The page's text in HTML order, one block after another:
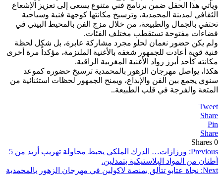
ويأتي هذا الحفل ضمن برنامج فني متنوع يسعى إلى تعزيز الإشعاع
الثقافي لمدينة المحمدية، وترسيخ مكانتها كوجهة فنية وسياحية
تحتفي بالجمال والطبيعة، من خلال مزج الفن بالمحيط البيئي في
فضاءات مفتوحة تستقطب مختلف الفئات.
ولم يكن حضور نعمان لحلو مجرد مشاركة عابرة، بل شكل لحظة
فنية قوية أعادت للجمهور شغفه بالأغنية الملتزمة، مؤكداً مرة أخرى
مكانته كأحد أبرز رواد الأغنية المغربية الراقية.
هكذا، يواصل مهرجان الزهور بالمحمدية ترسيخ حضوره كموعد
سنوي يجمع بين الفن والإبداع، ويمنح الجمهور لحظات استثنائية من
المتعة والفرجة في قلب الطبيعة..
Tweet
Share
Pin
Share
0
Shares
تصفّح
المقالات
Previous:
ورزازات… الدرك الملكي يحبط محاولة تهريب أزيد من 5
أطنان من المواد البلاستيكية بتمدلين.
Next: نجاة عتابو تتألق بمنصة لاكولين في مهرجان الزهور بالمحمدية